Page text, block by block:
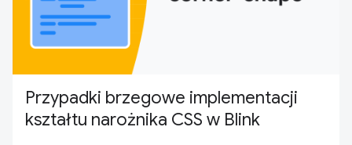
Przypadki brzegowe implementacji
kształtu narożnika CSS w Blink